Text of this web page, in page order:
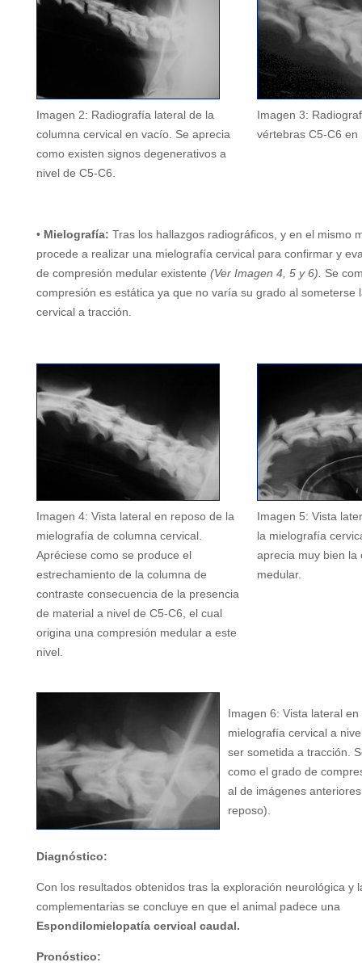
Imagen 2: Radiografía lateral de la
columna cervical en vacío. Se aprecia
como existen signos degenerativos a
nivel de C5-C6.
Imagen 3:
vértebras C5-C6 en
• Mielografía: Tras los hallazgos radiográficos, y en el mismo
procede a realizar una mielografía cervical para confirmar y
de compresión medular existente (Ver Imagen 4, 5 y 6).
Se
compresión es estática ya que no varía su grado al someterse
cervical a tracción.
Imagen 4: Vista lateral en reposo de la
mielografía de columna cervical.
Apréciese como se produce el
estrechamiento de la columna de
contraste consecuencia de la presencia
de material a nivel de C5-C6, el cual
origina una compresión medular a este
nivel.
Imagen 5: Vista
la mielografía
aprecia muy bien la
medular.
Imagen 6: Vista lateral
mielografía cervical a
ser sometida a tracción.
como el grado de
al de imágenes
reposo).
Diagnóstico:
Con los resultados obtenidos tras la exploración neurológica y
complementarias se concluye en que el animal padece una
Espondilomielopatía cervical caudal.
Pronóstico: